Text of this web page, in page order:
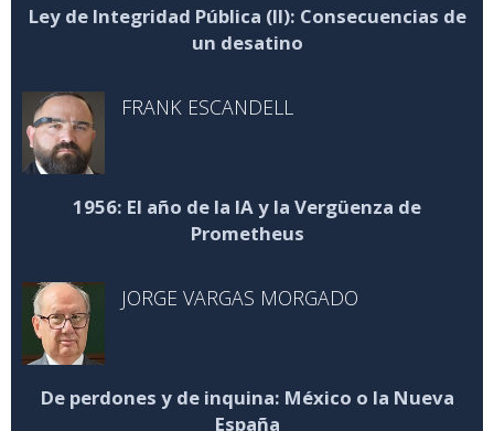
Ley de Integridad Pública (II): Consecuencias de
un desatino
FRANK ESCANDELL
1956: El año de la IA y la Vergüenza de
Prometheus
JORGE VARGAS MORGADO
De perdones y de inquina: México o la Nueva
España